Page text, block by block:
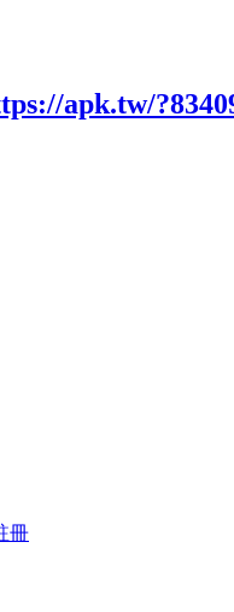
apk.tw/
冊